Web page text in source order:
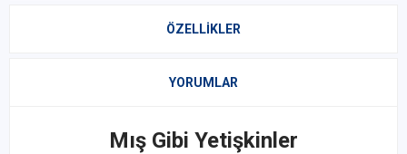
ÖZELLIKLER
YORUMLAR
Mış Gibi Yetişkinler